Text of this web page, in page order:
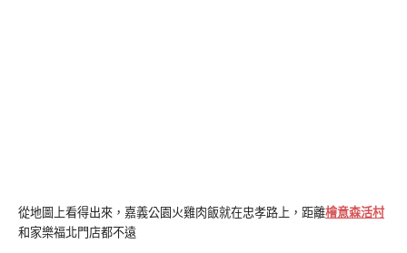
從地圖上看得出來，嘉義公園火雞肉飯就在忠孝路上，距離檜意森活村
和家樂福北門店都不遠